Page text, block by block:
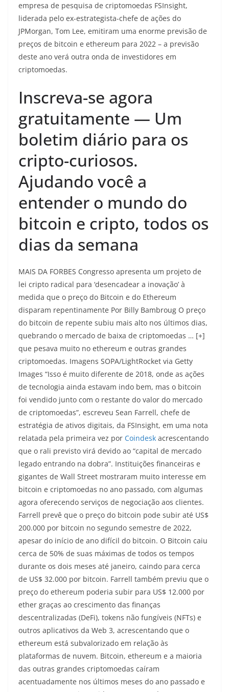
empresa de pesquisa de criptomoedas FSInsight,
liderada pelo ex-estrategista-chefe de ações do
JPMorgan, Tom Lee, emitiram uma enorme previsão de
preços de bitcoin e ethereum para 2022 – a previsão
deste ano verá outra onda de investidores em
criptomoedas.
Inscreva-se agora
gratuitamente — Um
boletim diário para os
cripto-curiosos.
Ajudando você a
entender o mundo do
bitcoin e cripto, todos os
dias da semana
MAIS DA FORBES Congresso apresenta um projeto de
lei cripto radical para ‘desencadear a inovação’ à
medida que o preço do Bitcoin e do Ethereum
disparam repentinamente Por Billy Bambroug O preço
do bitcoin de repente subiu mais alto nos últimos dias,
quebrando o mercado de baixa de criptomoedas … [+]
que pesava muito no ethereum e outras grandes
criptomoedas. Imagens SOPA/LightRocket via Getty
Images “Isso é muito diferente de 2018, onde as ações
de tecnologia ainda estavam indo bem, mas o bitcoin
foi vendido junto com o restante do valor do mercado
de criptomoedas”, escreveu Sean Farrell, chefe de
estratégia de ativos digitais, da FSInsight, em uma nota
relatada pela primeira vez por Coindesk acrescentando
que o rali previsto virá devido ao “capital de mercado
legado entrando na dobra”. Instituições financeiras e
gigantes de Wall Street mostraram muito interesse em
bitcoin e criptomoedas no ano passado, com algumas
agora oferecendo serviços de negociação aos clientes.
Farrell prevê que o preço do bitcoin pode subir até US$
200.000 por bitcoin no segundo semestre de 2022,
apesar do início de ano difícil do bitcoin. O Bitcoin caiu
cerca de 50% de suas máximas de todos os tempos
durante os dois meses até janeiro, caindo para cerca
de US$ 32.000 por bitcoin. Farrell também previu que o
preço do ethereum poderia subir para US$ 12.000 por
ether graças ao crescimento das finanças
descentralizadas (DeFi), tokens não fungíveis (NFTs) e
outros aplicativos da Web 3, acrescentando que o
ethereum está subvalorizado em relação às
plataformas de nuvem. Bitcoin, ethereum e a maioria
das outras grandes criptomoedas caíram
acentuadamente nos últimos meses do ano passado e